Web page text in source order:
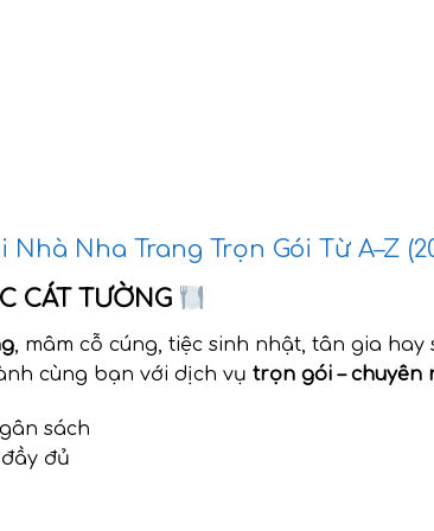
Nha Trang Trọn Gói Từ A–Z
CÁT TƯỜNG
, mâm cỗ cúng, tiệc sinh nhật, tân gia hay
cùng bạn với dịch vụtrọn gói – chuyên
sách
đủ